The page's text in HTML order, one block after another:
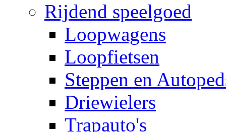
Rijdend speelgoed
Loopwagens
Loopfietsen
Steppen en
Driewielers
Trapauto's